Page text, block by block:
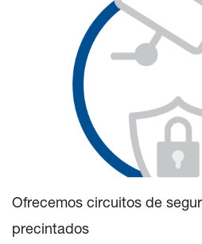
Ofrecemos circuitos de
precintados